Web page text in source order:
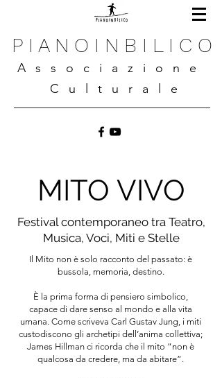
P I A N O I N B I L I C O
A s s o c i a z i o n e
C u l t u r a l e
MITO VIVO
Festival contemporaneo tra Teatro,
Musica, Voci, Miti e Stelle
Il Mito non è solo racconto del passato: è
bussola, memoria, destino.
È la prima forma di pensiero simbolico,
capace di dare senso al mondo e alla vita
umana. Come scriveva Carl Gustav Jung, i miti
custodiscono gli archetipi dell’anima collettiva;
James Hillman ci ricorda che il mito “non è
qualcosa da credere, ma da abitare”.